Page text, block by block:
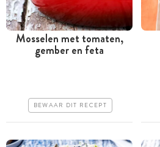
Minder dan 30 minuten
Makkelijk
Mosselen met tomaten,
gember en feta
BEWAAR DIT RECEPT